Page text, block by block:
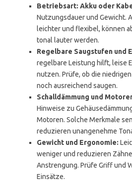
Betriebsart: Akku oder
Nutzungsdauer und Gewicht.
leichter und flexibel, können
tonal lauter werden.
Regelbare Saugstufen und
regelbare Leistung hilft, leise
nutzen. Prüfe, ob die
noch ausreichend saugen.
Schalldämmung und
Hinweise zu
Motoren. Solche Merkmale
reduzieren unangenehme
Gewicht und Ergonomie:
weniger und reduzieren
Anstrengung. Prüfe Griff und
Einsätze.